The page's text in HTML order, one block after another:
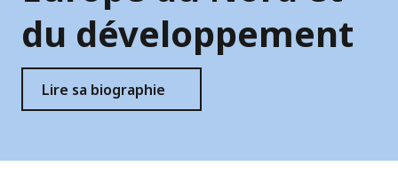
du développement
Lire sa biographie